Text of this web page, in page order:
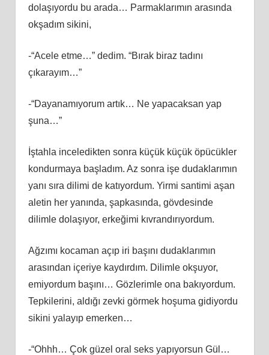
dolaşıyordu bu arada… Parmaklarımın arasında
okşadım sikini,
-“Acele etme…” dedim. “Bırak biraz tadını
çıkarayım…”
-“Dayanamıyorum artık… Ne yapacaksan yap
şuna…”
İştahla inceledikten sonra küçük küçük öpücükler
kondurmaya başladım. Az sonra işe dudaklarımın
yanı sıra dilimi de katıyordum. Yirmi santimi aşan
aletin her yanında, şapkasında, gövdesinde
dilimle dolaşıyor, erkeğimi kıvrandırıyordum.
Ağzımı kocaman açıp iri başını dudaklarımın
arasından içeriye kaydırdım. Dilimle okşuyor,
emiyordum başını… Gözlerimle ona bakıyordum.
Tepkilerini, aldığı zevki görmek hoşuma gidiyordu
sikini yalayıp emerken…
-“Ohhh… Çok güzel oral seks yapıyorsun Gül…